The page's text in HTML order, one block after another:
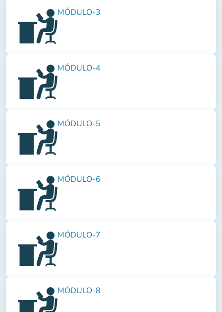
MÓDULO-3
MÓDULO-4
MÓDULO-5
MÓDULO-6
MÓDULO-7
MÓDULO-8